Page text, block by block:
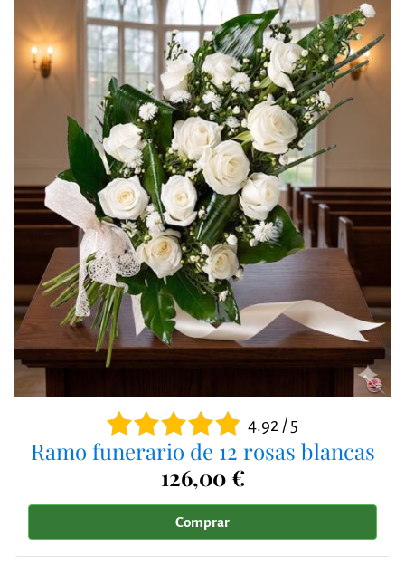
4.92 / 5
Ramo funerario de 12 rosas blancas
126,00 €
Comprar